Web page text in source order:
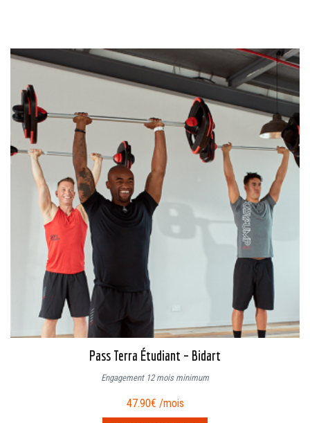
Pass Terra Étudiant – Bidart
Engagement 12 mois minimum
47.90€ /mois